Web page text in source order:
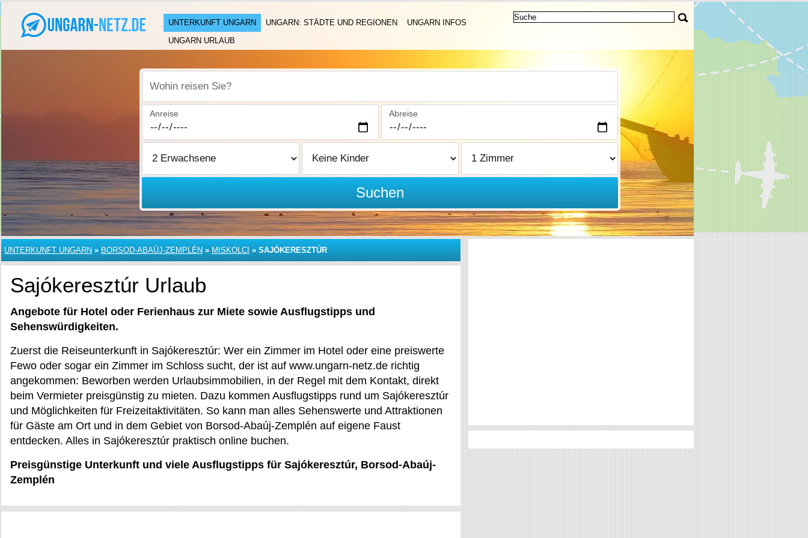
UNTERKUNFT UNGARN UNGARN: STÄDTE UND REGIONEN
UNGARN INFOS
UNGARN URLAUB
Wohin reisen Sie?
Anreise Abreise
Suchen
UNTERKUNFT UNGARN » BORSOD-ABAÚJ-ZEMPLÉN » MISKOLCI » SAJÓKERESZTÚR
Sajókeresztúr Urlaub
Angebote für Hotel oder Ferienhaus zur Miete sowie Ausflugstipps und
Sehenswürdigkeiten.
Zuerst die Reiseunterkunft in Sajókeresztúr: Wer ein Zimmer im Hotel oder eine preiswerte
Fewo oder sogar ein Zimmer im Schloss sucht, der ist auf www.ungarn-netz.de richtig
angekommen: Beworben werden Urlaubsimmobilien, in der Regel mit dem Kontakt, direkt
beim Vermieter preisgünstig zu mieten. Dazu kommen Ausflugstipps rund um Sajókeresztúr
und Möglichkeiten für Freizeitaktivitäten. So kann man alles Sehenswerte und Attraktionen
für Gäste am Ort und in dem Gebiet von Borsod-Abaúj-Zemplén auf eigene Faust
entdecken. Alles in Sajókeresztúr praktisch online buchen.
Preisgünstige Unterkunft und viele Ausflugstipps für Sajókeresztúr, Borsod-Abaúj-
Zemplén